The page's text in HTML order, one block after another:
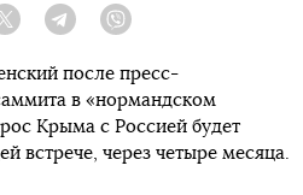
Twitter Telegram
после пресс-
в «нормандском
Крыма с Россией будет
встрече, через четыре месяца.